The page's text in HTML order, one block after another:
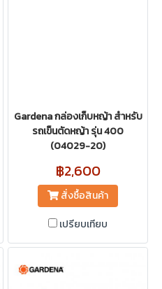
Gardena กล่องเก็บหญ้า สำหรับ
รถเข็นตัดหญ้า รุ่น 400
(04029-20)
฿2,600
สั่งซื้อสินค้า
เปรียบเทียบ